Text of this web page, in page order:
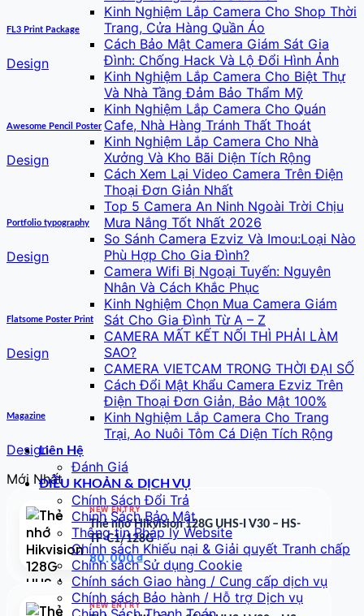
Kinh Nghiệm Lắp Camera Cho Shop Thời
Trang, Cửa Hàng Quần Áo
Cách Bảo Mật Camera Giám Sát Gia
Đình: Chống Hack Và Lộ Đổi Hình Ảnh
Kinh Nghiệm Lắp Camera Cho Biệt Thự
Và Nhà Tầng Đảm Bảo Thẩm Mỹ
Kinh Nghiệm Lắp Camera Cho Quán
Cafe, Nhà Hàng Tránh Thất Thoát
Kinh Nghiệm Lắp Camera Cho Nhà
Xưởng Và Kho Bãi Diện Tích Rộng
Cách Xem Lại Video Camera Trên Điện
Thoại Đơn Giản Nhất
Top 5 Camera An Ninh Ngoài Trời Chịu
Mưa Nắng Tốt Nhất 2026
So Sánh Camera Ezviz Và Imou:Loại Nào
Phù Hợp Cho Gia Đình?
Camera Wifi Bị Ngoại Tuyến: Nguyên
Nhân Và Cách Khắc Phục
Kinh Nghiệm Chọn Mua Camera Giám
Sát Cho Gia Đình Từ A – Z
CAMERA MẤT KẾT NỐI THÌ PHẢI LÀM
SAO?
CAMERA VIETCAM TRONG THỜI ĐẠI SỐ
Cách Đổi Mật Khẩu Camera Ezviz Trên
Điện Thoại Đơn Giản, Bảo Mật 100%
Kinh Nghiệm Lắp Camera Cho Trang
Trại, Ao Nuôi Tôm Cá Diện Tích Rộng
Liên Hệ
Đánh Giá
ĐIỀU KHOẢN & DỊCH VỤ
Chính Sách Đổi Trả
Chính Sách Bảo Mật
Thông tin Pháp lý Website
Chính sách Khiếu nại & Giải quyết Tranh chấp
Chính sách Sử dụng Cookie
Chính sách Giao hàng / Cung cấp dịch vụ
Chính sách Bảo hành / Hỗ trợ Dịch vụ
FL3 Print Package
Design
Awesome Pencil Poster
Design
Portfolio typography
Design
Flatsome Poster Print
Design
Magazine
Design
Mới Nhất
NEW ENTRY
Thẻ nhớ Hikvision 128G UHS-I V30 – HS-
TF-C1/128G
80.000₫
NEW ENTRY